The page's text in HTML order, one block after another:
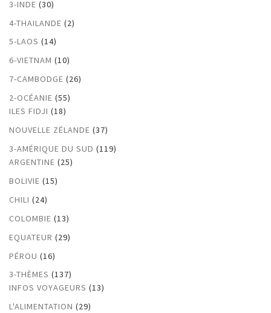
3-INDE (30)
4-THAILANDE (2)
5-LAOS (14)
6-VIETNAM (10)
7-CAMBODGE (26)
2-OCÉANIE (55)
ILES FIDJI (18)
NOUVELLE ZÉLANDE (37)
3-AMÉRIQUE DU SUD (119)
ARGENTINE (25)
BOLIVIE (15)
CHILI (24)
COLOMBIE (13)
EQUATEUR (29)
PÉROU (16)
3-THÈMES (137)
INFOS VOYAGEURS (13)
L'ALIMENTATION (29)